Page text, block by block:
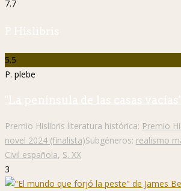
7.7
P. Hislibris
5.5
P. plebe
"La península de las casas
Premio Hislibris literatura histórica: Premio
novel 2024 (finalista)Subgéneros: realismo
Civil española, S. XX
3